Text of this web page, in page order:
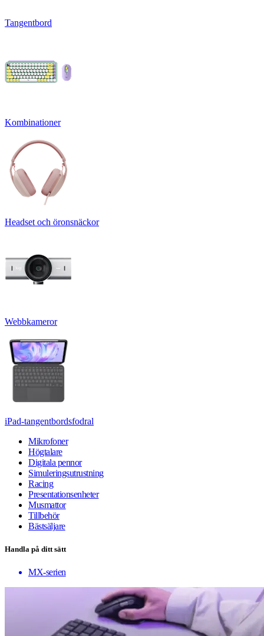
Tangentbord
Kombinationer
Headset och öronsnäckor
Webbkameror
iPad-tangentbordsfodral
Mikrofoner
Högtalare
Digitala pennor
Simuleringsutrustning
Racing
Presentationsenheter
Musmattor
Tillbehör
Bästsäljare
Handla på ditt sätt
MX-serien